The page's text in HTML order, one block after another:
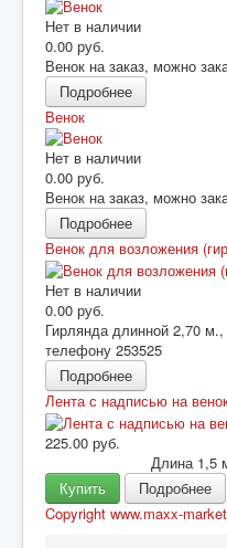
Нет в наличии
0.00 руб.
Венок на заказ, можно
Подробнее
Венок
Нет в наличии
0.00 руб.
Венок на заказ, можно
Подробнее
Венок для возложения
Нет в наличии
0.00 руб.
Гирлянда длинной 2,70
телефону 253525
Подробнее
Лента с надписью на
225.00 руб.
ᅠ ᅠ ᅠ ᅠ ᅠ ᅠ Длина 1,5
Купить
Подробнее
Copyright www.maxx-